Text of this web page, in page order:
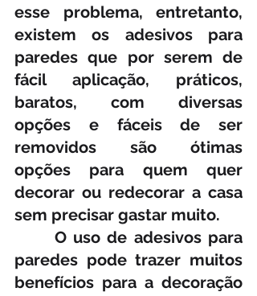
esse problema, entretanto,
existem os adesivos para
paredes que por serem de
fácil aplicação, práticos,
baratos, com diversas
opções e fáceis de ser
removidos são ótimas
opções para quem quer
decorar ou redecorar a casa
sem precisar gastar muito.
paredes pode trazer muitos
benefícios para a decoração